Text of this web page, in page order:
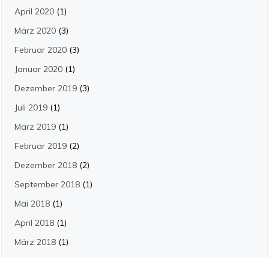
April 2020 (1)
März 2020 (3)
Februar 2020 (3)
Januar 2020 (1)
Dezember 2019 (3)
Juli 2019 (1)
März 2019 (1)
Februar 2019 (2)
Dezember 2018 (2)
September 2018 (1)
Mai 2018 (1)
April 2018 (1)
März 2018 (1)